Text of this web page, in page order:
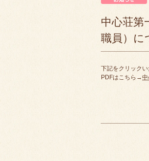
中心荘第
職員）に
下記をクリックい
PDFはこちら→